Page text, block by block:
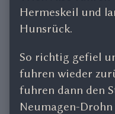
Hermeskeil und
Hunsrück.
So richtig gefiel
fuhren wieder
fuhren dann den
Neumagen-Drohn